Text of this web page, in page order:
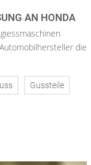
AN HONDA
die
Gussteile